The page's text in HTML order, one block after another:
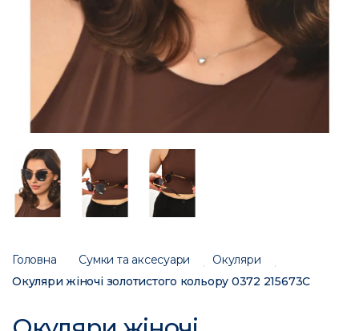
Головна Сумки та аксесуари
Окуляри
Окуляри жіночі золотистого кольору 0372 215673C